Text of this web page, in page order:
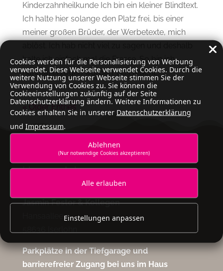
Kinderzahnheilkunde Ich bin ein kleiner Blindtext.
Ich halte hier solange den Platz frei, bis einer
meiner großen Brüder, der Werbetexte, mich
halte ich einfach mal die Fresse. So bin ich
nunmal erzogen worden. Das macht...
« Older Entries
Unsere Adresse
Jasmin Festor & Kollegen
Hansaallee 1
Parkplätze in der Tiefgarage und
barrierefreier Zugang bei uns im Haus
Cookies werden für die Personalisierung von Werbung
verwendet. Diese Webseite verwendet Cookies. Durch die
weitere Nutzung unserer Webseite stimmen Sie der
Verwendung von Cookies zu. Sie können die
Cookieeinstellungen zukünftig auf der Seite
Datenschutzerklärung ändern. Weitere Informationen zu
Cookies erhalten Sie in unserer Datenschutzerklärung
und Impressum.
Ablehnen
(Nur notwendige Cookies akzeptieren)
Alle erlauben
Einstellungen anpassen